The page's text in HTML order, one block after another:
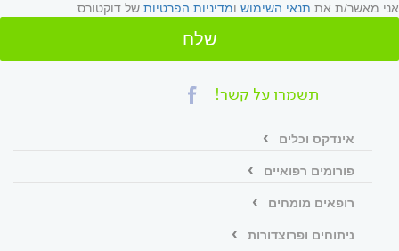
אני מאשר/ת את תנאי השימוש ומדיניות הפרטיות של דוקטורס
שלח
תשמרו על קשר!
אינדקס וכלים
פורומים רפואיים
רופאים מומחים
ניתוחים ופרוצדורות